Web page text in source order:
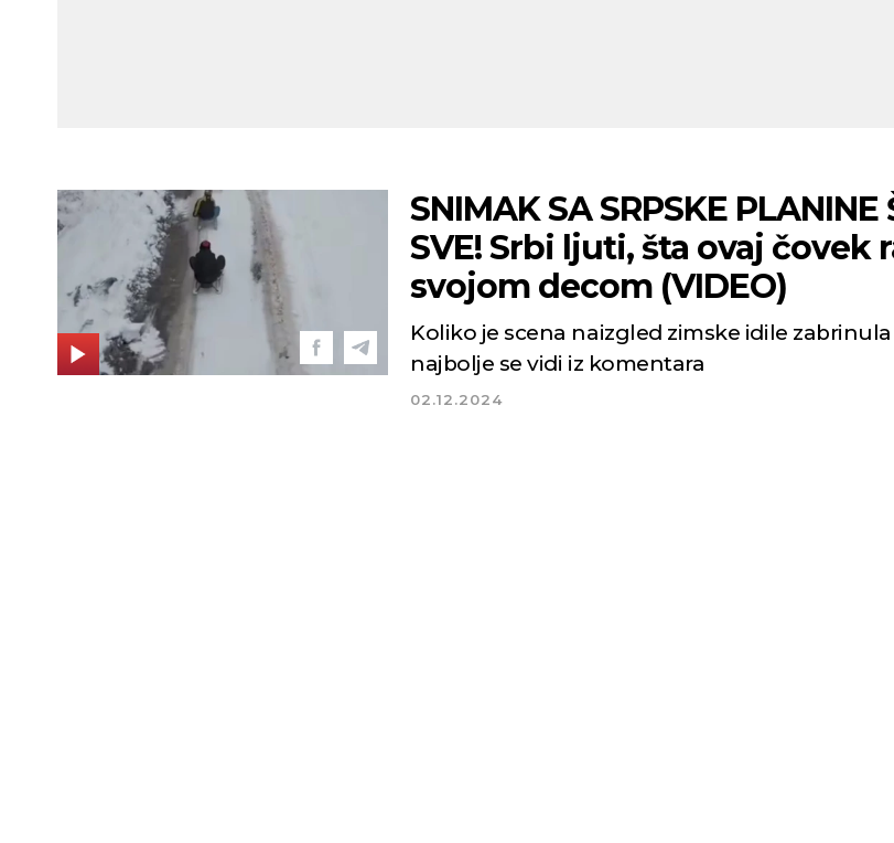
SNIMAK SA SRPSKE PLANINE
SVE! Srbi ljuti, šta ovaj čovek
svojom decom (VIDEO)
Koliko je scena naizgled zimske idile
najbolje se vidi iz komentara
02.12.2024